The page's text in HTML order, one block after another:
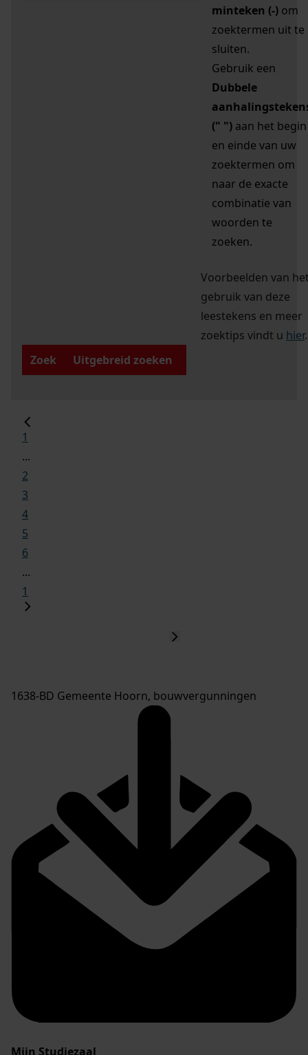
minteken (-) om
zoektermen uit te
sluiten.
Gebruik een
Dubbele
(" ") aan het begin
en einde van uw
zoektermen om
naar de exacte
combinatie van
woorden te
zoeken.
Voorbeelden van
gebruik van deze
leestekens en meer
zoektips vindt u hier.
Zoek
Uitgebreid zoeken
1
...
2
3
4
5
6
...
1
1638-BD Gemeente Hoorn, bouwvergunningen
Mijn Studiezaal